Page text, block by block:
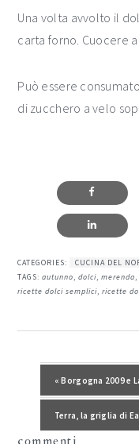
Una volta avvolto il
carta forno. Cuocere a
Può essere
di zucchero a velo
CATEGORIES:
CUCINA DEL
TAGS:autunno,dolci,merenda
ricette dolci semplici,ricette
Post precedente:
« Borgogna 2009 e
Post successivo:
Terra, la griglia di
lettore